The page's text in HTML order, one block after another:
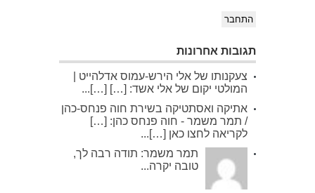
התחבר
תגובות אחרונות
צעקנותו של אלי הירש-עמוס אדלהייט |
המולטי יקום של אלי אשד: […] […]...
אתיקה ואסתטיקה בשירת חוה פנחס-כהן
/ תמר משמר - חוה פנחס כהן: […]
לקריאה לחצו כאן […]...
תמר משמר: תודה רבה לך,
טובה יקרה...